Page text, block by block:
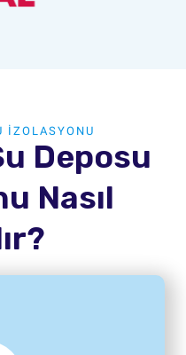
İZOLASYONU
Deposu
Nasıl